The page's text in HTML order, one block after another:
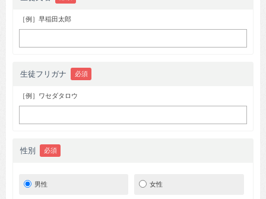
［例］早稲田太郎
生徒フリガナ 必須
［例］ワセダタロウ
性別 必須
男性 女性